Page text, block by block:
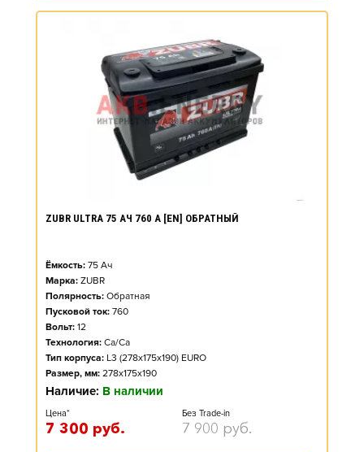
ZUBR ULTRA 75 АЧ 760 А [EN] ОБРАТНЫЙ
Ёмкость: 75 Ач
Марка: ZUBR
Полярность: Обратная
Пусковой ток: 760
Вольт: 12
Технология: Ca/Ca
Тип корпуса: L3 (278x175x190) EURO
Размер, мм: 278x175x190
Наличие: В наличии
Цена*
7 300 руб.
Без Trade-in
7 900 руб.